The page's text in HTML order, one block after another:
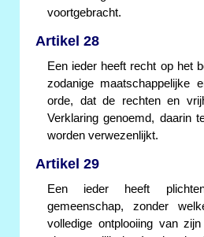
voortgebracht.
Artikel 28
Een ieder heeft recht op het
zodanige maatschappelijke
orde, dat de rechten en
Verklaring genoemd, daarin
worden verwezenlijkt.
Artikel 29
Een ieder heeft
gemeenschap, zonder
volledige ontplooiing van zijn